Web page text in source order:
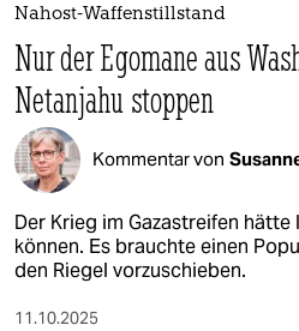
Nahost-Waffenstillstand
Nur der Egomane aus
Netanjahu stoppen
Kommentar von
Der Krieg im Gazastreifen
können. Es brauchte einen
den Riegel vorzuschieben.
11.10.2025